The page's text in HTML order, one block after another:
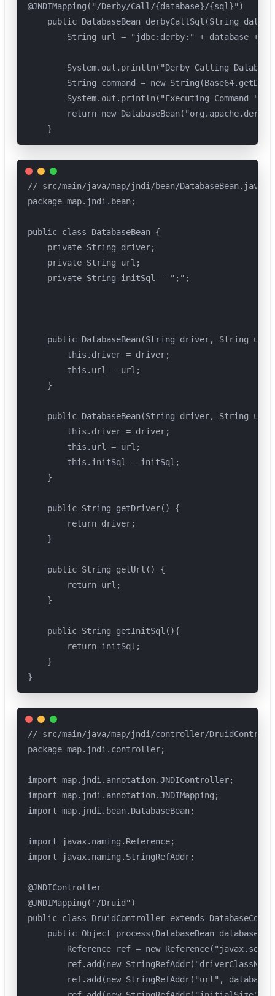
@JNDIMapping("/Derby/Call/{database}/{sql}")
public DatabaseBean derbyCallSql(String
String url = "jdbc:derby:" + database +
System.out.println("Derby Calling
String command = new
System.out.println("Executing Command "+
return new
    }
// src/main/java/map/jndi/bean/DatabaseBean.java
package map.jndi.bean;
public class DatabaseBean {
    private String driver;
    private String url;
    private String initSql = ";";
public DatabaseBean(String driver, String url)
        this.driver = driver;
        this.url = url;
    }
public DatabaseBean(String driver, String
        this.driver = driver;
        this.url = url;
        this.initSql = initSql;
    }
    public String getDriver() {
        return driver;
    }
    public String getUrl() {
        return url;
    }
    public String getInitSql(){
        return initSql;
    }
}
// src/main/java/map/jndi/controller/
package map.jndi.controller;
import map.jndi.annotation.JNDIController;
import map.jndi.annotation.JNDIMapping;
import map.jndi.bean.DatabaseBean;
import javax.naming.Reference;
import javax.naming.StringRefAddr;
@JNDIController
@JNDIMapping("/Druid")
public class DruidController extends
public Object process(DatabaseBean
Reference ref = new
ref.add(new
ref.add(new StringRefAddr("url",